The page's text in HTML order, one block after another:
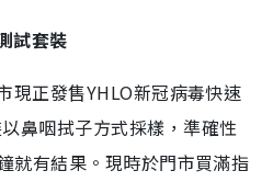
試套裝
現正發售YHLO新冠病毒快速
鼻咽拭子方式採樣，準確性
就有結果。現時於門市買滿指